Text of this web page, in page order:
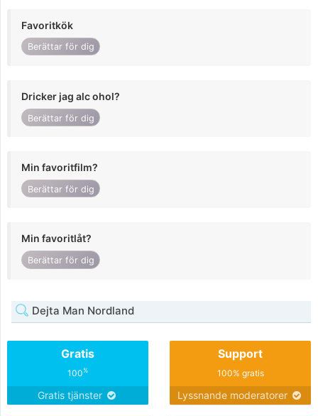
Favoritkök
Berättar för dig
Dricker jag alc ohol?
Berättar för dig
Min favoritfilm?
Berättar för dig
Min favoritlåt?
Berättar för dig
Dejta Man Nordland
Gratis
100%
Gratis tjänster
Support
100% gratis
Lyssnande moderatorer